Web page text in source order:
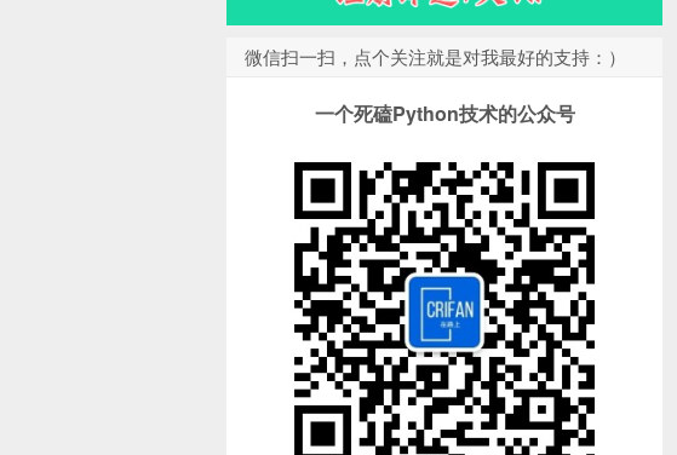
微信扫一扫，点个关注就是对我最好的支持：）
一个死磕Python技术的公众号